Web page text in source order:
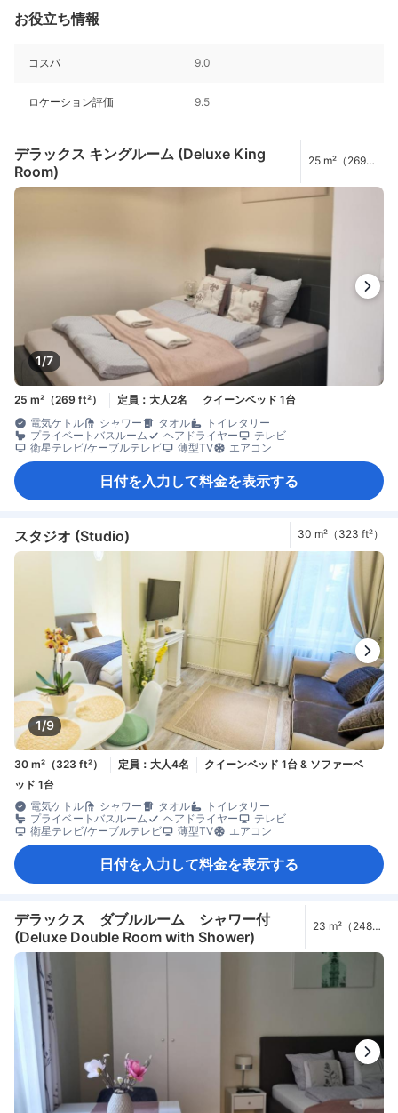
お役立ち情報
コスパ 9.0
ロケーション評価 9.5
デラックス キングルーム (Deluxe King
Room)
25 m²（269
1/7
25 m²（269 ft²） 定員：大人2名
クイーンベッド 1台
電気ケトル
シャワー タオル
トイレタリー
プライベートバスルーム
ヘアドライヤー
テレビ
衛星テレビ/ケーブルテレビ
薄型TV エアコン
日付を入力して料金を表示する
スタジオ (Studio) 30 m²（323 ft²）
1/9
30 m²（323 ft²） 定員：大人4名
クイーンベッド 1台 & ソファーベ
ッド 1台
電気ケトル
シャワー タオル
トイレタリー
プライベートバスルーム
ヘアドライヤー
テレビ
衛星テレビ/ケーブルテレビ
薄型TV エアコン
日付を入力して料金を表示する
デラックス ダブルルーム シャワー付
(Deluxe Double Room with Shower)
23 m²（248